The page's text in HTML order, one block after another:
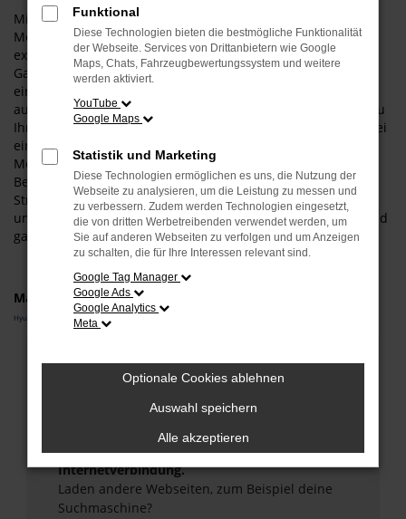
Mit einem Hyundai KONA Neuwagen gehen Sie für Ihre
Mobilität in Dingolfing auf Nummer sicher und steigen in
exakt das Fahrzeug, das Ihnen zusagt. Was das bedeutet?
Ganz konkret, dass wir Sie umfangreich beraten und zudem
einen Konfigurator anbieten. Entsprechend wählen Sie wie
aus einer „Speisekarte“ all die Extras und Ausstattung, die zu
Ihnen und zu Dingolfing passt. Darüber hinaus haben Sie bei
einem Hyundai KONA Neuwagen auch die Möglichkeit, die
Motorisierung und die Lackfarbe individuell festzulegen.
Bevor Sie in Ihr persönliches Modell steigen und auf den
Straßen von Dingolfing durchstarten, beraten wir Sie
umfangreich und stellen sicher, dass Ihre Wahl auch voll und
ganz zu Ihrem Fahrprofil passt.
Marken
Hyundai
Fehler: Network Error
Beim Laden ist ein Fehler aufgetreten.
Hier sind ein paar Tipps, die dir helfen können:
Überprüfe deine Firewall und deine
Internetverbindung.
Laden andere Webseiten, zum Beispiel deine
Suchmaschine?
Funktional
Diese Technologien bieten die bestmögliche Funktionalität
der Webseite. Services von Drittanbietern wie Google
Maps, Chats, Fahrzeugbewertungssystem und weitere
werden aktiviert.
YouTube
Google Maps
Statistik und Marketing
Diese Technologien ermöglichen es uns, die Nutzung der
Webseite zu analysieren, um die Leistung zu messen und
zu verbessern. Zudem werden Technologien eingesetzt,
die von dritten Werbetreibenden verwendet werden, um
Sie auf anderen Webseiten zu verfolgen und um Anzeigen
zu schalten, die für Ihre Interessen relevant sind.
Google Tag Manager
Google Ads
Google Analytics
Meta
Optionale Cookies ablehnen
Auswahl speichern
Alle akzeptieren